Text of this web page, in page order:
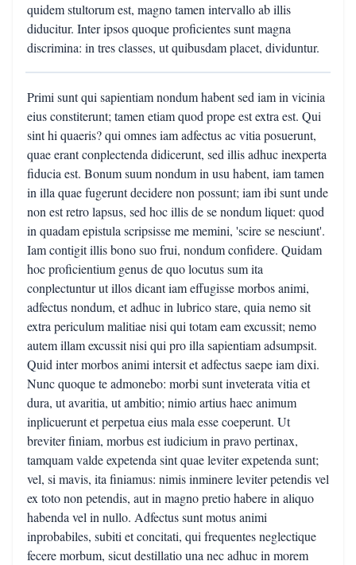
quidem stultorum est, magno tamen intervallo ab illis
diducitur. Inter ipsos quoque proficientes sunt magna
discrimina: in tres classes, ut quibusdam placet, dividuntur.
Primi sunt qui sapientiam nondum habent sed iam in vicinia
eius constiterunt; tamen etiam quod prope est extra est. Qui
sint hi quaeris? qui omnes iam adfectus ac vitia posuerunt,
quae erant conplectenda didicerunt, sed illis adhuc inexperta
fiducia est. Bonum suum nondum in usu habent, iam tamen
in illa quae fugerunt decidere non possunt; iam ibi sunt unde
non est retro lapsus, sed hoc illis de se nondum liquet: quod
in quadam epistula scripsisse me memini, 'scire se nesciunt'.
Iam contigit illis bono suo frui, nondum confidere. Quidam
hoc proficientium genus de quo locutus sum ita
conplectuntur ut illos dicant iam effugisse morbos animi,
adfectus nondum, et adhuc in lubrico stare, quia nemo sit
extra periculum malitiae nisi qui totam eam excussit; nemo
autem illam excussit nisi qui pro illa sapientiam adsumpsit.
Quid inter morbos animi intersit et adfectus saepe iam dixi.
Nunc quoque te admonebo: morbi sunt inveterata vitia et
dura, ut avaritia, ut ambitio; nimio artius haec animum
inplicuerunt et perpetua eius mala esse coeperunt. Ut
breviter finiam, morbus est iudicium in pravo pertinax,
tamquam valde expetenda sint quae leviter expetenda sunt;
vel, si mavis, ita finiamus: nimis inminere leviter petendis vel
ex toto non petendis, aut in magno pretio habere in aliquo
habenda vel in nullo. Adfectus sunt motus animi
inprobabiles, subiti et concitati, qui frequentes neglectique
fecere morbum, sicut destillatio una nec adhuc in morem